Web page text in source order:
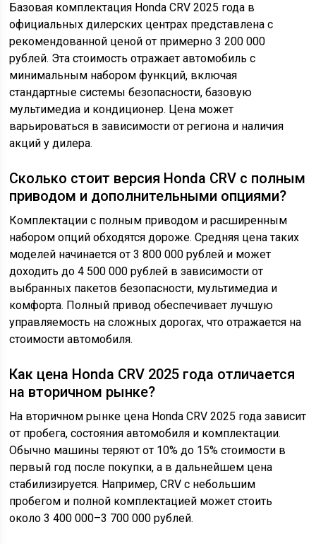
Базовая комплектация Honda CRV 2025 года в
официальных дилерских центрах представлена с
рекомендованной ценой от примерно 3 200 000
рублей. Эта стоимость отражает автомобиль с
минимальным набором функций, включая
стандартные системы безопасности, базовую
мультимедиа и кондиционер. Цена может
варьироваться в зависимости от региона и наличия
акций у дилера.
Сколько стоит версия Honda CRV с полным
приводом и дополнительными опциями?
Комплектации с полным приводом и расширенным
набором опций обходятся дороже. Средняя цена таких
моделей начинается от 3 800 000 рублей и может
доходить до 4 500 000 рублей в зависимости от
выбранных пакетов безопасности, мультимедиа и
комфорта. Полный привод обеспечивает лучшую
управляемость на сложных дорогах, что отражается на
стоимости автомобиля.
Как цена Honda CRV 2025 года отличается
на вторичном рынке?
На вторичном рынке цена Honda CRV 2025 года зависит
от пробега, состояния автомобиля и комплектации.
Обычно машины теряют от 10% до 15% стоимости в
первый год после покупки, а в дальнейшем цена
стабилизируется. Например, CRV с небольшим
пробегом и полной комплектацией может стоить
около 3 400 000–3 700 000 рублей.